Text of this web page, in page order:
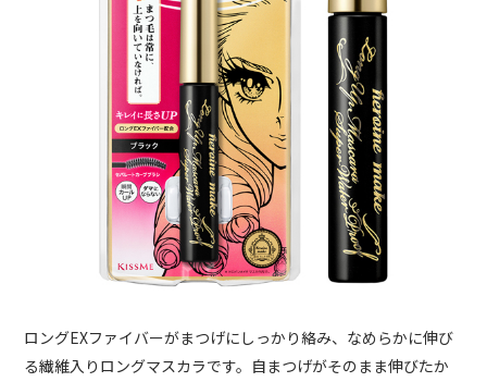
ロングEXファイバーがまつげにしっかり絡み、なめらかに伸び
る繊維入りロングマスカラです。自まつげがそのまま伸びたか